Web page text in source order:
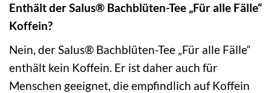
Enthält der Salus® Bachblüten-Tee „Für alle Fälle“
Koffein?
Nein, der Salus® Bachblüten-Tee „Für alle Fälle“
enthält kein Koffein. Er ist daher auch für
Menschen geeignet, die empfindlich auf Koffein